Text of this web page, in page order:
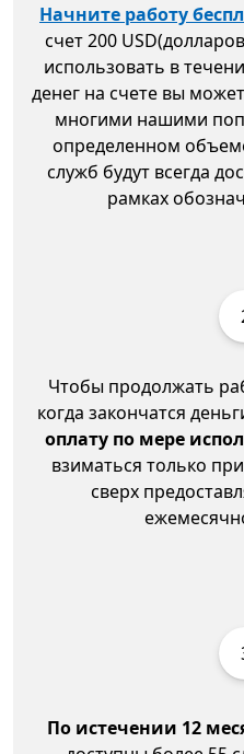
Начните работу
счет 200
использовать в
денег на счете вы
многими нашими
определенном
служб будут всегда
рамках
Чтобы продолжать
когда закончатся
оплату по мере
взиматься только
сверх
По истечении 12